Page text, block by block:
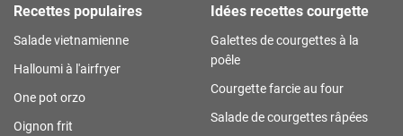
Recettes populaires
Salade vietnamienne
Halloumi à l'airfryer
One pot orzo
Oignon frit
Idées recettes courgette
Galettes de courgettes à la
poêle
Courgette farcie au four
Salade de courgettes râpées